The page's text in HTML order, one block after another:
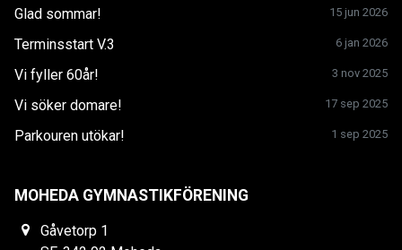
Glad sommar! 15 jun 2026
Terminsstart V.3 6 jan 2026
Vi fyller 60år! 3 nov 2025
Vi söker domare! 17 sep 2025
Parkouren utökar! 1 sep 2025
MOHEDA GYMNASTIKFÖRENING
Gåvetorp 1